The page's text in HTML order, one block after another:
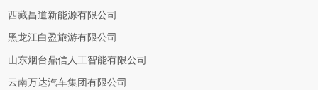
西藏昌道新能源有限公司
黑龙江白盈旅游有限公司
山东烟台鼎信人工智能有限公司
云南万达汽车集团有限公司